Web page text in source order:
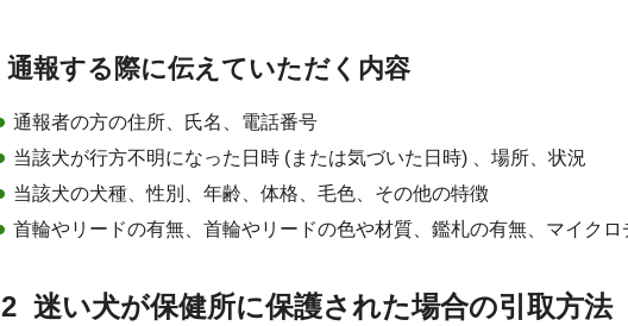
通報する際に伝えていただく内容
通報者の方の住所、氏名、電話番号
当該犬が行方不明になった日時 (または気づいた日時) 、場所、状況
当該犬の犬種、性別、年齢、体格、毛色、その他の特徴
首輪やリードの有無、首輪やリードの色や材質、鑑札の有無、マイク
2 迷い犬が保健所に保護された場合の引取方法